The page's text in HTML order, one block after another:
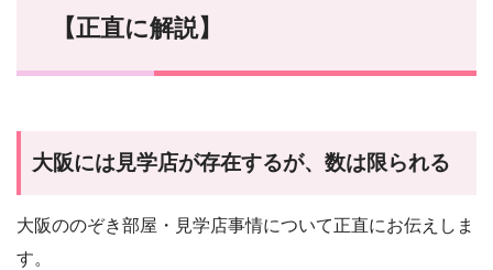
【正直に解説】
大阪には見学店が存在するが、数は限られる
大阪ののぞき部屋・見学店事情について正直にお伝えしま
す。